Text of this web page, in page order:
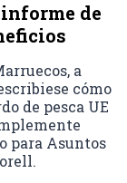
de
a
cómo
de pesca UE
para Asuntos